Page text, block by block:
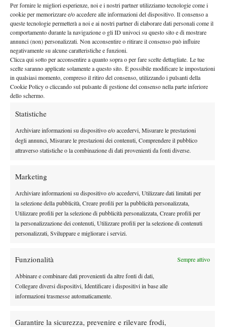
Per fornire le migliori esperienze, noi e i nostri partner utilizziamo tecnologie come i
cookie per memorizzare e/o accedere alle informazioni del dispositivo. Il consenso a
queste tecnologie permetterà a noi e ai nostri partner di elaborare dati personali come il
comportamento durante la navigazione o gli ID univoci su questo sito e di mostrare
annunci (non) personalizzati. Non acconsentire o ritirare il consenso può influire
negativamente su alcune caratteristiche e funzioni.
Clicca qui sotto per acconsentire a quanto sopra o per fare scelte dettagliate. Le tue
scelte saranno applicate solamente a questo sito. È possibile modificare le impostazioni
in qualsiasi momento, compreso il ritiro del consenso, utilizzando i pulsanti della
Cookie Policy o cliccando sul pulsante di gestione del consenso nella parte inferiore
dello schermo.
Statistiche
Archiviare informazioni su dispositivo e/o accedervi, Misurare le prestazioni
degli annunci, Misurare le prestazioni dei contenuti, Comprendere il pubblico
attraverso statistiche o la combinazione di dati provenienti da fonti diverse.
Marketing
Archiviare informazioni su dispositivo e/o accedervi, Utilizzare dati limitati per
la selezione della pubblicità, Creare profili per la pubblicità personalizzata,
Utilizzare profili per la selezione di pubblicità personalizzata, Creare profili per
la personalizzazione dei contenuti, Utilizzare profili per la selezione di contenuti
personalizzati, Sviluppare e migliorare i servizi.
Funzionalità Sempre attivo
Abbinare e combinare dati provenienti da altre fonti di dati,
Collegare diversi dispositivi, Identificare i dispositivi in base alle
informazioni trasmesse automaticamente.
Garantire la sicurezza, prevenire e rilevare frodi,
casa contro un’avversaria che non dava ritmo, per cui era difficile
entrare in partita.
La gemella
Anna, invece,
uscita ieri da
un match
maratona
nelle
si è vista
opposta ad un’altra qualificata, Anna Turco, si è resa
partecipe di un match durissimo.Nel primo set, le due si sono
estenuanti e lunghissimi, fatti di grandi difese e continui
capovolgimenti di fronte. Nel tiebreak che ha deciso il primo set,
la Turati è stata la prima ad avere una palla per chiudere il
parziale, ma è poi stata la Turco a chiudere i conti.Gli altri due
parziali non sono stati da meno, con il terzo set iniziato
entrambe ancora decise a “remare”, difendere tutto e non
seconda, la Turati si è perfino lasciata cadere a terra, alle prese
con dolorosi crampi, ma anche la Turco, pur non dolorante,
Sostenuta come sempre dalla sorella,la Turati ha infine trovato